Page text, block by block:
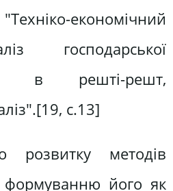
економічний
господарської
в решті-решт,
c.13]
методів
формуванню його як